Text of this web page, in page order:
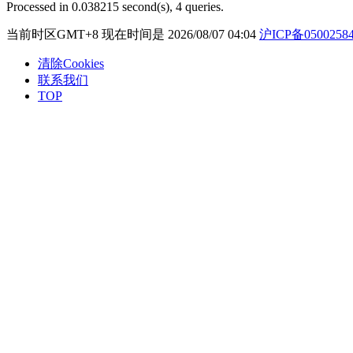
Processed in 0.038215 second(s), 4 queries.
当前时区GMT+8 现在时间是 2026/08/07 04:04 沪ICP备
清除Cookies
联系我们
TOP